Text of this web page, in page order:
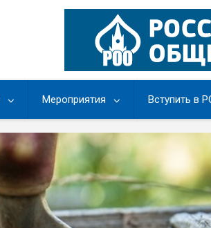
Мероприятия Вступить в